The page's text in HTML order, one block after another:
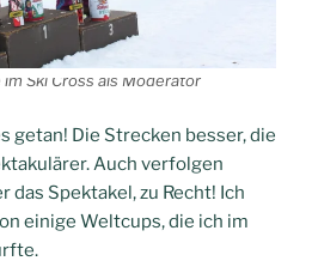
Ski Cross als Moderator
getan! Die Strecken besser, die
Auch verfolgen
das Spektakel, zu Recht! Ich
einige Weltcups, die ich im